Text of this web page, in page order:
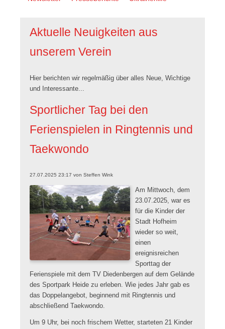
Aktuelle Neuigkeiten aus
unserem Verein
Hier berichten wir regelmäßig über alles Neue, Wichtige
und Interessante...
Sportlicher Tag bei den
Ferienspielen in Ringtennis und
Taekwondo
27.07.2025 23:17 von Steffen Wink
Am Mittwoch, dem
23.07.2025, war es
für die Kinder der
Stadt Hofheim
wieder so weit,
einen
ereignisreichen
Sporttag der
Ferienspiele mit dem TV Diedenbergen auf dem Gelände
des Sportpark Heide zu erleben. Wie jedes Jahr gab es
das Doppelangebot, beginnend mit Ringtennis und
abschließend Taekwondo.
Um 9 Uhr, bei noch frischem Wetter, starteten 21 Kinder